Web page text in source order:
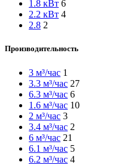
1.8 кВт 6
2.2 кВт 4
2.8 2
Производительность
3 м³/час 1
3.3 м³/час 27
6.3 м³/час 6
1.6 м³/час 10
2 м³/час 3
3.4 м³/час 2
6 м³/час 21
6.1 м³/час 5
6.2 м³/час 4